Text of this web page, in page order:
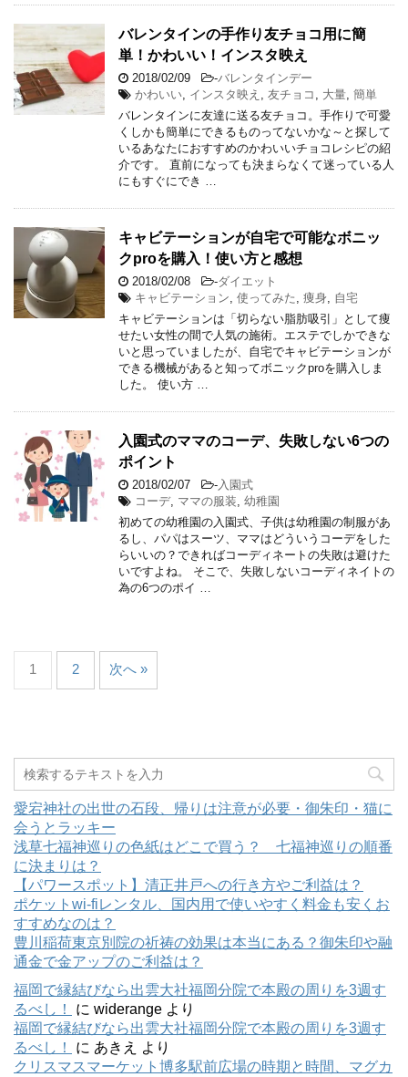
バレンタインの手作り友チョコ用に簡
単！かわいい！インスタ映え
2018/02/09 -バレンタインデー
かわいい, インスタ映え , 友チョコ , 大量, 簡単
バレンタインに友達に送る友チョコ。手作りで可愛
くしかも簡単にできるものってないかな～と探して
いるあなたにおすすめのかわいいチョコレシピの紹
介です。 直前になっても決まらなくて迷っている人
にもすぐにでき …
キャビテーションが自宅で可能なボニッ
クproを購入！使い方と感想
2018/02/08 -ダイエット
キャビテーション, 使ってみた, 痩身, 自宅
キャビテーションは「切らない脂肪吸引」として痩
せたい女性の間で人気の施術。エステでしかできな
いと思っていましたが、自宅でキャビテーションが
できる機械があると知ってボニックproを購入しま
した。 使い方 …
入園式のママのコーデ、失敗しない6つの
ポイント
2018/02/07 -入園式
コーデ, ママの服装, 幼稚園
初めての幼稚園の入園式、子供は幼稚園の制服があ
るし、パパはスーツ、ママはどういうコーデをした
らいいの？できればコーディネートの失敗は避けた
いですよね。 そこで、失敗しないコーディネイトの
為の6つのポイ …
1 2 次へ »
愛宕神社の出世の石段、帰りは注意が必要・御朱印・猫に
会うとラッキー
浅草七福神巡りの色紙はどこで買う？ 七福神巡りの順番
に決まりは？
【パワースポット】清正井戸への行き方やご利益は？
ポケットwi-fiレンタル、国内用で使いやすく料金も安くお
すすめなのは？
豊川稲荷東京別院の祈祷の効果は本当にある？御朱印や融
通金で金アップのご利益は？
福岡で縁結びなら出雲大社福岡分院で本殿の周りを3週す
るべし！
に widerange より
福岡で縁結びなら出雲大社福岡分院で本殿の周りを3週す
るべし！
に あきえ
より
クリスマスマーケット博多駅前広場の時期と時間、マグカ